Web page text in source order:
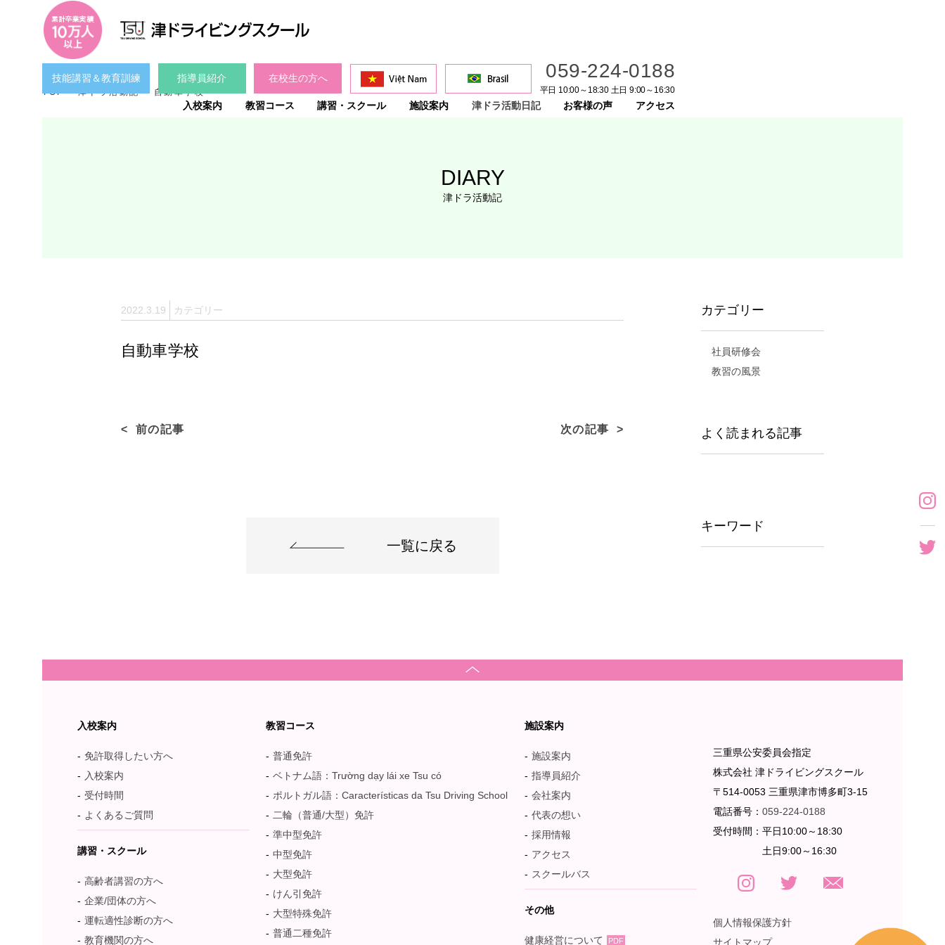
技能講習＆教育訓練 指導員紹介 在校生の方へ 059-224-0188
平日 10:00～18:30 土日 9:00～16:30
入校案内 教習コース 講習・スクール 施設案内 津ドラ活動日記 お客様の声 アクセス
TOP 津ドラ活動記 自動車学校
DIARY
津ドラ活動記
2022.3.19 カテゴリー
自動車学校
前の記事 次の記事
一覧に戻る
カテゴリー
社員研修会
教習の風景
よく読まれる記事
キーワード
入校案内
免許取得したい方へ
入校案内
受付時間
よくあるご質問
講習・スクール
高齢者講習の方へ
企業/団体の方へ
運転適性診断の方へ
教育機関の方へ
教習コース
普通免許
ベトナム語：Trường dạy lái xe Tsu có
ポルトガル語：Características da Tsu Driving School
二輪（普通/大型）免許
準中型免許
中型免許
大型免許
けん引免許
大型特殊免許
普通二種免許
施設案内
施設案内
指導員紹介
会社案内
代表の想い
採用情報
アクセス
スクールバス
その他
健康経営について PDF
三重県公安委員会指定
株式会社 津ドライビングスクール
〒514-0053 三重県津市博多町3-15
電話番号： 059-224-0188
受付時間： 平日10:00～18:30
土日9:00～16:30
個人情報保護方針
サイトマップ